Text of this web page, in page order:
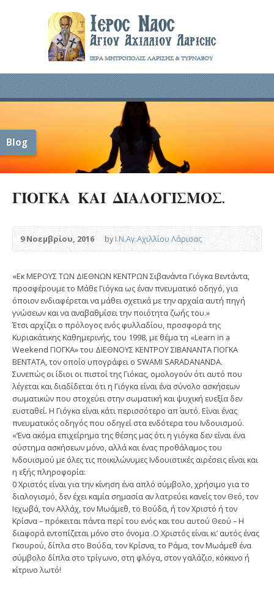
Blog
ΓΙΟΓΚΑ ΚΑΙ ΔΙΑΛΟΓΙΣΜΟΣ.
9 Νοεμβρίου, 2016 byΙ.Ν.Αγ.Αχιλλίου Λάρισας
«Εκ ΜΕΡΟΥΣ ΤΩΝ ΔΙΕΘΝΩΝ ΚΕΝΤΡΩΝ Σιβανάντα Γιόγκα Βεντάντα,
προσφέρουμε το Μάθε Γιόγκα ως έναν πνευματικό οδηγό, για
όποιον ενδιαφέρεται να μάθει σχετικά με την αρχαία αυτή πηγή
γνώσεων και να αναβαθμίσει την ποιότητα ζωής του.»
Έτσι αρχίζει ο πρόλογος ενός φυλλαδίου, προσφορά της
Κυριακάτικης Καθημερινής, του 1998, με θέμα τη «Learn in a
Weekend ΓΙΟΓΚΑ» του ΔΙΕΘΝΟΥΣ ΚΕΝΤΡΟΥ ΣΙΒΑΝΑΝΤΑ ΓΙΟΓΚΑ
ΒΕΝΤΑΤΑ, τον οποίο υπογράφει ο SWAMI SARADANANDA.
Συνεπώς οι ίδιοι οι πιστοί της Γιόκας, ομολογούν ότι αυτό που
λέγεται και διαδίδεται ότι η Γιόγκα είναι ένα σύνολο ασκήσεων
σωματικών που στοχεύει στην σωματική και ψυχική ευεξία δεν
ευσταθεί. Η Γιόγκα είναι κάτι περισσότερο απ΄ αυτό. Είναι ένας
πνευματικός οδηγός που οδηγεί στα ενδότερα του Ινδουισμού.
«’Ενα ακόμα επιχείρημα της θέσης μας ότι η γιόγκα δεν είναι ένα
σύστημα ασκήσεων μόνο, αλλά και ένας προθάλαμος του
Ινδουισμού με όλες τις ποικιλώνυμες Ινδουιστικές αιρέσεις είναι και
η εξής πληροφορία:
0 Χριστός είναι για την κίνηση ένα απλό σύμβολο, χρήσιμο για το
διαλογισμό, δεν έχει καμία σημασία αν λατρεύει κανείς τον Θεό, τον
Ιεχωβά, τον Αλλάχ, τον Μωάμεθ, το Βούδα, ή τον Χριστό ή τον
Κρίσνα – πρόκειται πάντα περί του ενός και του αυτού Θεού – Η
διαφορά εντοπίζεται μόνο στο όνομα .Ο Χριστός είναι κι’ αυτός ένας
Γκουρού, δίπλα στο Βούδα, τον Κρίσνα, το Ράμα, τον Μωάμεθ ένα
σύμβολο δίπλα στο τρίγωνο, στη φλόγα, στον γαλάζιο, κόκκινο ή
κίτρινο λωτό!